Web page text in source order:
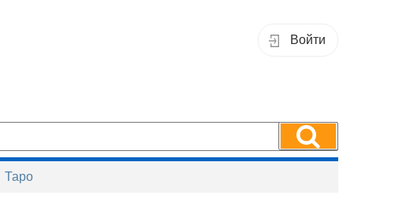
Войти
Таро